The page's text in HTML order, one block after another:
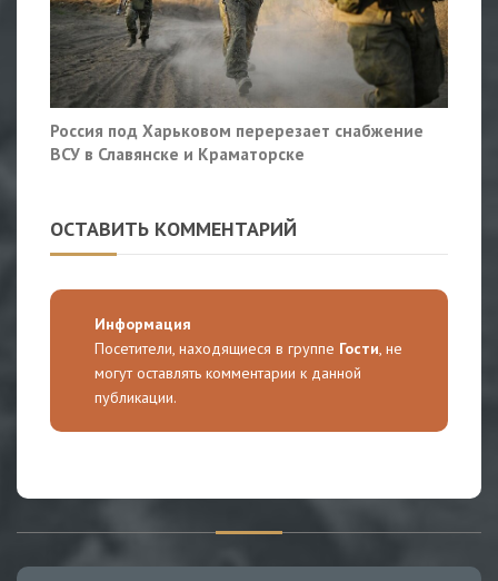
Россия под Харьковом перерезает снабжение
ВСУ в Славянске и Краматорске
ОСТАВИТЬ КОММЕНТАРИЙ
Информация
Посетители, находящиеся в группе Гости, не
могут оставлять комментарии к данной
публикации.